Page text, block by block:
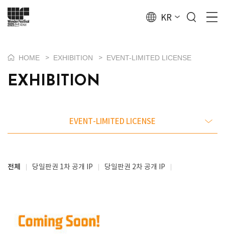
KR
HOME > EXHIBITION > EVENT-LIMITED LICENSE
EXHIBITION
EVENT-LIMITED LICENSE
전체 당일판권 1차 공개 IP 당일판권 2차 공개 IP